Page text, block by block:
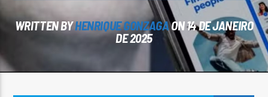
WRITTEN BYHENRIQUE GONZAGAON 14 DE JANEIRO
DE 2025